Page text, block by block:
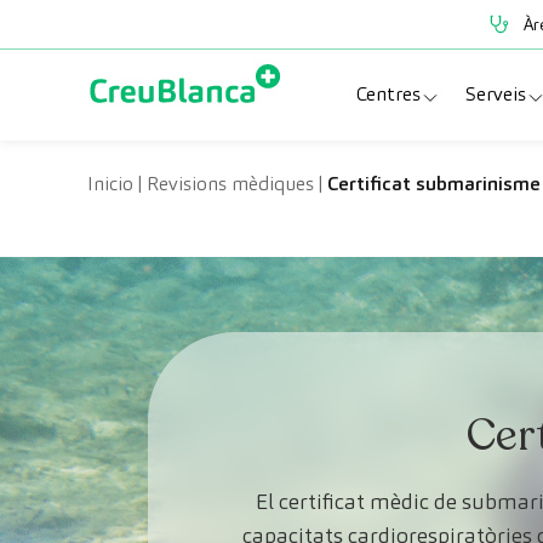
Centres
Clínica CreuBlanca
Diagnosis Médica
Centres Aragó
Serveis
Inicio | Revisions mèdiques| Certificat
El certificat mèdic de
capacitats cardiorespiratòries